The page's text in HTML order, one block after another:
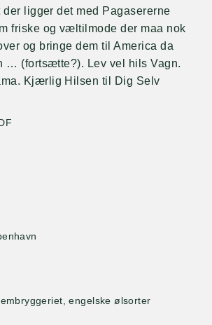
engelske ølsorter
ligger det med Pagasererne
friske og væltilmode der maa nok
og bringe dem til America da
… (fortsætte?). Lev vel hils Vagn.
Kjærlig Hilsen til Dig Selv